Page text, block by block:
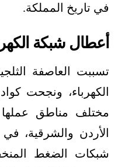
في تاريخ المملكة.
أعطال شبكة
تسببت العاصفة
الكهرباء، ونجحت
مختلف مناطق